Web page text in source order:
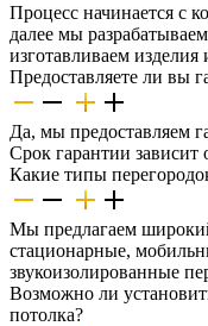
Процесс начинается с
далее мы
изготавливаем
Предоставляете ли вы
Да, мы предоставляем
Срок гарантии зависит
Какие типы
Мы предлагаем
стационарные,
звукоизолированные
Возможно ли
потолка?